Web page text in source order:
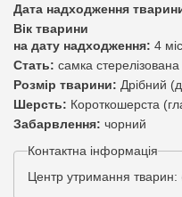
Дата надходження
Вік тварини
на дату надходження: 4 міс
Стать: самка стерелізована
Розмір тварини: Дрібний
Шерсть: Короткошерста
Забарвлення: чорний
Контактна інформація
Центр утримання